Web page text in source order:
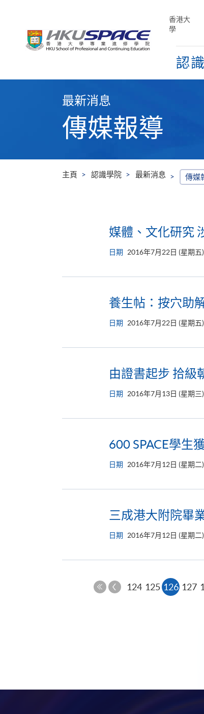
香港大
學
認
最新消息
傳媒報導
主頁 認識學院 最新消息 傳媒
媒體、文化研究
日期 2016年7月22日 (星期五)
養生帖：按穴助
日期 2016年7月22日 (星期五)
由證書起步 拾級
日期 2016年7月13日 (星期三)
600 SPACE學生
日期 2016年7月12日 (星期二)
三成港大附院畢
日期 2016年7月12日 (星期二)
上 124 125 126本127